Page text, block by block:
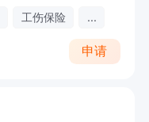
工伤保险 ...
申请